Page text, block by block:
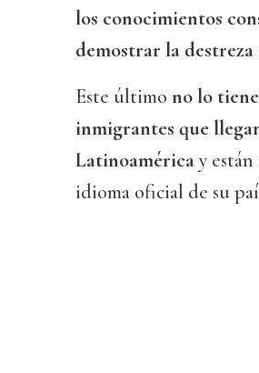
los conocimientos
demostrar la
Este último no lo
inmigrantes que
Latinoaméricay
idioma oficial de su